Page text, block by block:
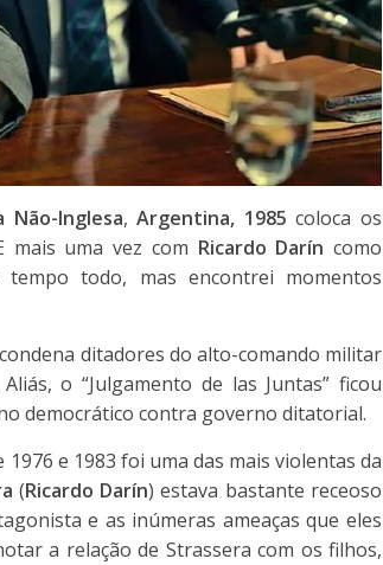
Não-Inglesa,Argentina, 1985 coloca os
mais uma vez com Ricardo Darín como
todo, mas encontrei momentos
ditadores do alto-comando militar
o “Julgamento de las Juntas” ficou
democrático contra governo ditatorial.
e 1983 foi uma das mais violentas da
(Ricardo Darín) estava bastante receoso
e as inúmeras ameaças que eles
a relação de Strassera com os filhos,